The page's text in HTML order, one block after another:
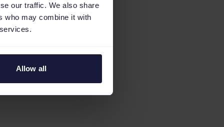
our traffic. We also share
who may combine it with
Allow all